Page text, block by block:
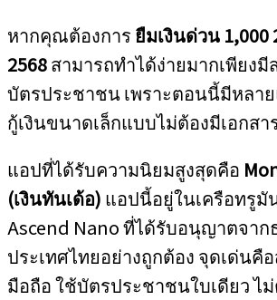
หากคุณต้องการ ยืมเงินด่วน 1,000
2568สามารถทำได้ง่ายมากเพียง
บัตรประชาชน เพราะตอนนี้มีหลา
กู้เงินขนาดเล็กแบบไม่ต้องมีเอกสา
แอปที่ได้รับความนิยมสูงสุดคือ
(เงินทันเด้อ) แอปนี้อยู่ในเครือทรูมั
Ascend Nano ที่ได้รับอนุญาตจาก
ประเทศไทยอย่างถูกต้อง จุดเด่นคื
มือถือ ใช้บัตรประชาชนใบเดียว ไ